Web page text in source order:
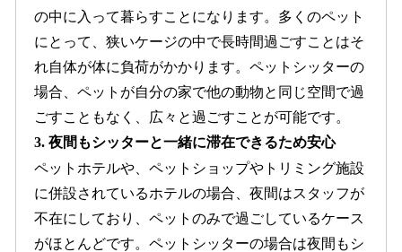
の中に入って暮らすことになります。多くのペット
にとって、狭いケージの中で長時間過ごすことはそ
れ自体が体に負荷がかかります。ペットシッターの
場合、ペットが自分の家で他の動物と同じ空間で過
ごすこともなく、広々と過ごすことが可能です。
3. 夜間もシッターと一緒に滞在できるため安心
ペットホテルや、ペットショップやトリミング施設
に併設されているホテルの場合、夜間はスタッフが
不在にしており、ペットのみで過ごしているケース
がほとんどです。ペットシッターの場合は夜間もシ